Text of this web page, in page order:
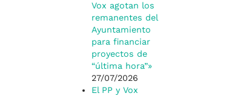
Vox agotan los
remanentes del
Ayuntamiento
para financiar
proyectos de
“última hora”»
27/07/2026
El PP y Vox